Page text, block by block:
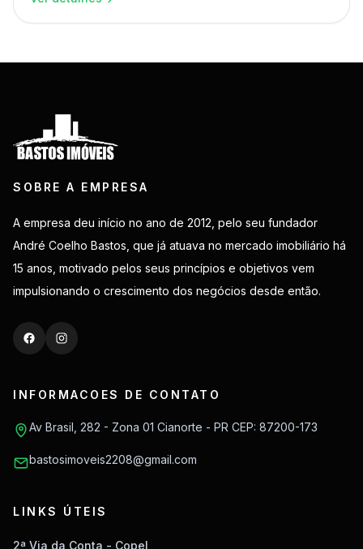
SOBRE A EMPRESA
A empresa deu início no ano de 2012, pelo seu fundador
André Coelho Bastos, que já atuava no mercado imobiliário há
15 anos, motivado pelos seus princípios e objetivos vem
impulsionando o crescimento dos negócios desde então.
INFORMACOES DE CONTATO
Av Brasil, 282 - Zona 01 Cianorte - PR CEP: 87200-173
bastosimoveis2208@gmail.com
LINKS ÚTEIS
2ª Via da Conta - Copel